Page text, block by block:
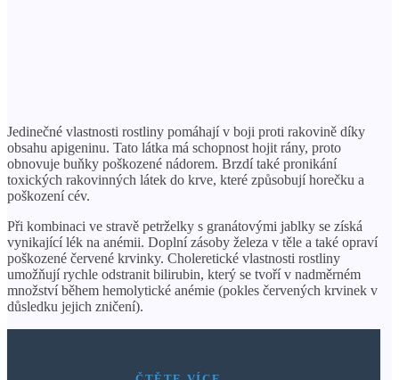
Jedinečné vlastnosti rostliny pomáhají v boji proti rakovině díky
obsahu apigeninu. Tato látka má schopnost hojit rány, proto
obnovuje buňky poškozené nádorem. Brzdí také pronikání
toxických rakovinných látek do krve, které způsobují horečku a
poškození cév.
Při kombinaci ve stravě petrželky s granátovými jablky se získá
vynikající lék na anémii. Doplní zásoby železa v těle a také opraví
poškozené červené krvinky. Choleretické vlastnosti rostliny
umožňují rychle odstranit bilirubin, který se tvoří v nadměrném
množství během hemolytické anémie (pokles červených krvinek v
důsledku jejich zničení).